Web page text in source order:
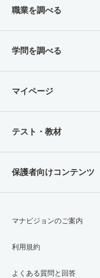
職業を調べる
学問を調べる
マイページ
テスト・教材
保護者向けコンテンツ
マナビジョンのご案内
利用規約
よくある質問と回答